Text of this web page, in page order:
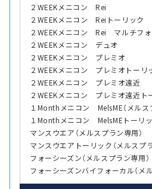
２WEEKメニコン Rei
２WEEKメニコン Reiトーリック
２WEEKメニコン Rei マルチフォ
２WEEKメニコン デュオ
２WEEKメニコン プレミオ
２WEEKメニコン プレミオトーリ
２WEEKメニコン プレミオ遠近
２WEEKメニコン プレミオ遠近ト
１Monthメニコン MelsME（メルス
１Monthメニコン MelsMEトーリッ
マンスウエア（メルスプラン専用）
マンスウエアトーリック（メルスプ
フォーシーズン（メルスプラン専用）
フォーシーズンバイフォーカル（メ